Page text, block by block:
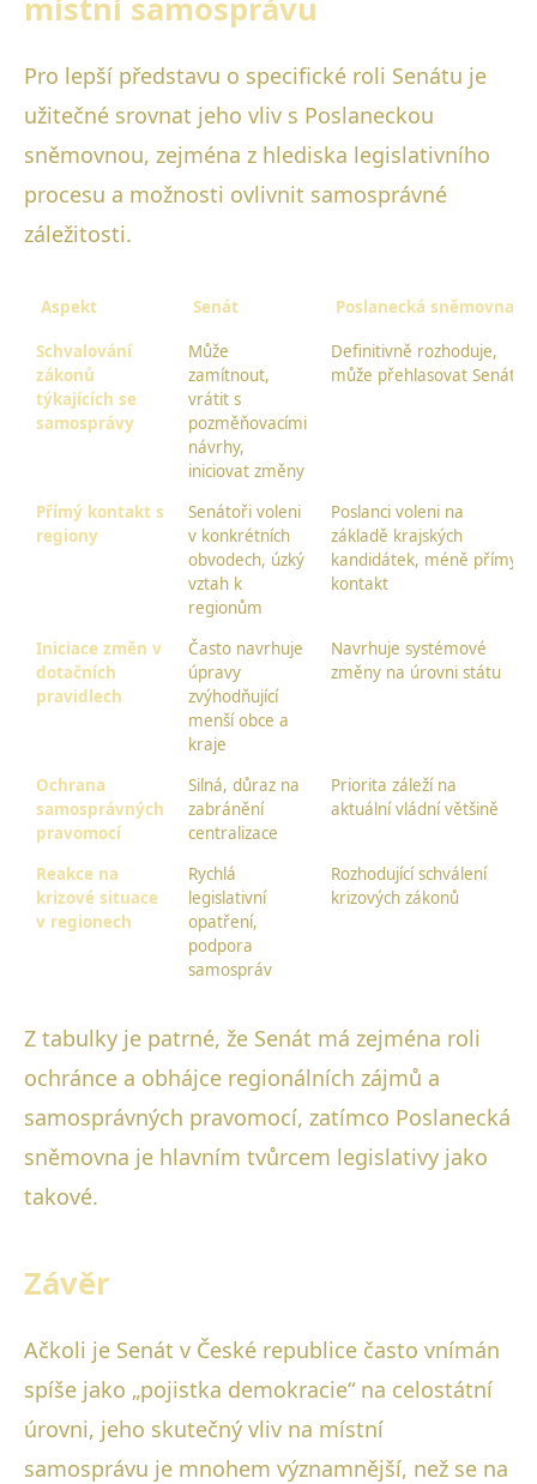
místní samosprávu
Pro lepší představu o specifické roli Senátu je
užitečné srovnat jeho vliv s Poslaneckou
sněmovnou, zejména z hlediska legislativního
procesu a možnosti ovlivnit samosprávné
záležitosti.
Aspekt Senát Poslanecká sněmovna
Schvalování
zákonů
týkajících se
samosprávy
Může
zamítnout,
vrátit s
pozměňovacími
návrhy,
iniciovat změny
Definitivně rozhoduje,
může přehlasovat Senát
Přímý kontakt s
regiony
Senátoři voleni
v konkrétních
obvodech, úzký
vztah k
regionům
Poslanci voleni na
základě krajských
kandidátek, méně přímý
kontakt
Iniciace změn v
dotačních
pravidlech
Často navrhuje
úpravy
zvýhodňující
menší obce a
kraje
Navrhuje systémové
změny na úrovni státu
Ochrana
samosprávných
pravomocí
Silná, důraz na
zabránění
centralizace
Priorita záleží na
aktuální vládní většině
Reakce na
krizové situace
v regionech
Rychlá
legislativní
opatření,
podpora
samospráv
Rozhodující schválení
krizových zákonů
Z tabulky je patrné, že Senát má zejména roli
ochránce a obhájce regionálních zájmů a
samosprávných pravomocí, zatímco Poslanecká
sněmovna je hlavním tvůrcem legislativy jako
takové.
Závěr
Ačkoli je Senát v České republice často vnímán
spíše jako „pojistka demokracie“ na celostátní
úrovni, jeho skutečný vliv na místní
samosprávu je mnohem významnější, než se na